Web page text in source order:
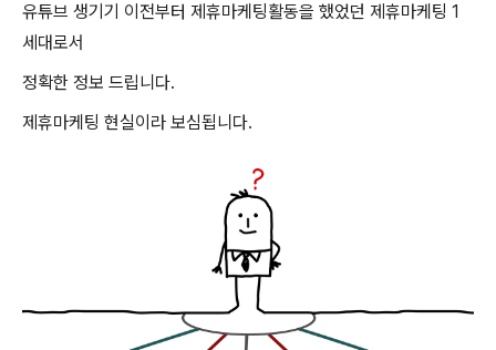
유튜브 생기기 이전부터 제휴마케팅활동을 했었던 제휴마케팅 1
세대로서
정확한 정보 드립니다.
제휴마케팅 현실이라 보심됩니다.